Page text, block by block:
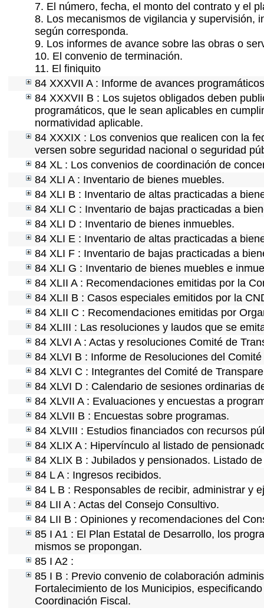
7. El número, fecha, el monto del contrato y el
8. Los mecanismos de vigilancia y supervisión,
según corresponda.
9. Los informes de avance sobre las obras o
10. El convenio de terminación.
11. El finiquito
84 XXXVII A : Informe de avances
84 XXXVII B : Los sujetos obligados deben
programáticos, que le sean aplicables en
normatividad aplicable.
84 XXXIX : Los convenios que realicen con la
versen sobre seguridad nacional o seguridad
84 XL : Los convenios de coordinación de
84 XLI A : Inventario de bienes muebles.
84 XLI B : Inventario de altas practicadas a
84 XLI C : Inventario de bajas practicadas a
84 XLI D : Inventario de bienes inmuebles.
84 XLI E : Inventario de altas practicadas a
84 XLI F : Inventario de bajas practicadas a
84 XLI G : Inventario de bienes muebles e
84 XLII A : Recomendaciones emitidas por la
84 XLII B : Casos especiales emitidos por la
84 XLII C : Recomendaciones emitidas por
84 XLIII : Las resoluciones y laudos que se
84 XLVI A : Actas y resoluciones Comité de
84 XLVI B : Informe de Resoluciones del
84 XLVI C : Integrantes del Comité de
84 XLVI D : Calendario de sesiones ordinarias
84 XLVII A : Evaluaciones y encuestas a
84 XLVII B : Encuestas sobre programas.
84 XLVIII : Estudios financiados con recursos
84 XLIX A : Hipervínculo al listado de
84 XLIX B : Jubilados y pensionados. Listado
84 L A : Ingresos recibidos.
84 L B : Responsables de recibir, administrar y
84 LII A : Actas del Consejo Consultivo.
84 LII B : Opiniones y recomendaciones del
85 I A1 : El Plan Estatal de Desarrollo, los
mismos se propongan.
85 I A2 :
85 I B : Previo convenio de colaboración
Fortalecimiento de los Municipios,
Coordinación Fiscal.